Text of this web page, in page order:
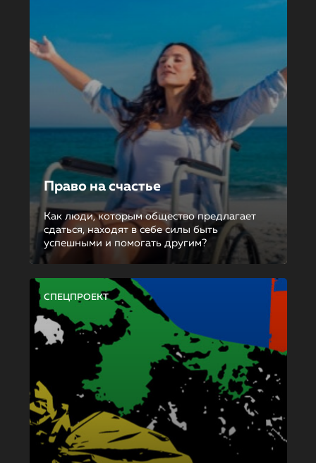
Право на счастье
Как люди, которым общество предлагает
сдаться, находят в себе силы быть
успешными и помогать другим?
СПЕЦПРОЕКТ